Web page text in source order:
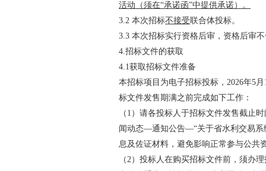
活动（须在“承诺函”中提供承诺）。
3.2 本次招标不接受联合体投标。
3.3 本次招标实行资格后审，资格后审
4.招标文件的获取
4.1获取招标文件准备
本招标项目为电子招标投标， 2026年5月
标文件发售期满之前完成如下工作：
（ 1 ）请各投标人于招标文件发售截止
闻动态—通知公告—“关于省水利交易系
息及佐证材料，避免影响正常参与公共
（2）投标人在购买招标文件前，须办